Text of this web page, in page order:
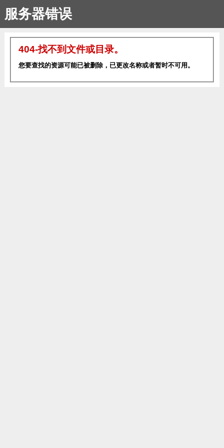
服务器错误
404-找不到文件或目录。
您要查找的资源可能已被删除，已更改名称或者暂时不可用。